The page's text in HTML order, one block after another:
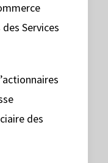
Services
des